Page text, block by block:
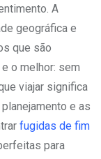
A
geográfica e
que são
o melhor: sem
viajar significa
e as
fugidas de fim
para